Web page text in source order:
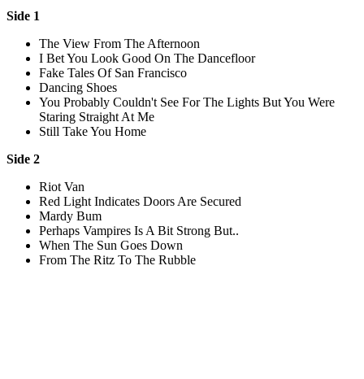
Side 1
The View From The Afternoon
I Bet You Look Good On The Dancefloor
Fake Tales Of San Francisco
Dancing Shoes
You Probably Couldn't See For The Lights But You Were
Staring Straight At Me
Still Take You Home
Side 2
Riot Van
Red Light Indicates Doors Are Secured
Mardy Bum
Perhaps Vampires Is A Bit Strong But..
When The Sun Goes Down
From The Ritz To The Rubble